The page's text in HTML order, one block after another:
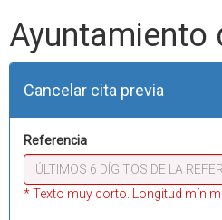
Ayuntamiento
Cancelar cita previa
Referencia
* Texto muy corto. Longitud